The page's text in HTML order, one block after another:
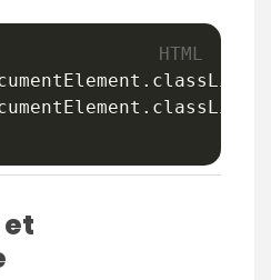
. classList
. classList